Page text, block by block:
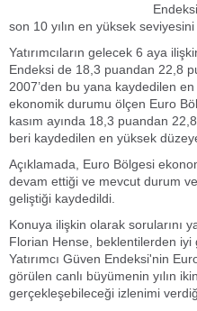
son 10 yılın en yüksek seviyesini
Yatırımcıların gelecek 6 aya
Endeksi de 18,3 puandan 22,8
2007’den bu yana kaydedilen
ekonomik durumu ölçen Euro
kasım ayında 18,3 puandan
beri kaydedilen en yüksek
Açıklamada, Euro Bölgesi
devam ettiği ve mevcut durum
geliştiği kaydedildi.
Konuya ilişkin olarak sorularını
Florian Hense, beklentilerden
Yatırımcı Güven Endeksi'nin
görülen canlı büyümenin yılın
gerçekleşebileceği izlenimi